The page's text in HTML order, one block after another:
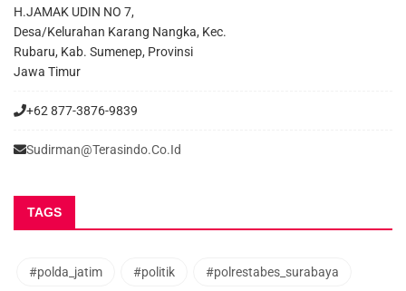
H.JAMAK UDIN NO 7,
Desa/Kelurahan Karang Nangka, Kec.
Rubaru, Kab. Sumenep, Provinsi
Jawa Timur
+62 877-3876-9839
Sudirman@terasindo.co.id
TAGS
#polda_jatim #politik #polrestabes_surabaya